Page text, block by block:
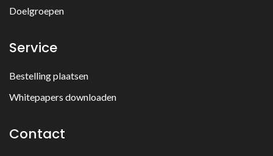
Doelgroepen
Service
Bestelling plaatsen
Whitepapers downloaden
Contact